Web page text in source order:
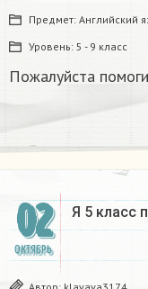
Предмет: Английский
Уровень: 5 - 9 класс
Пожалуйста
02
ОКТЯБРЬ
Я 5 класс